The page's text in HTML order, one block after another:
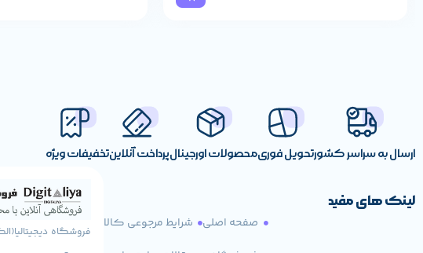
ارسال به سراسر کشورتحویل فوریمحصولات اورجینالپرداخت آنلاینتخفیفات ویژه
لینک های مفید
شرایط مرجوعی کالا
صفحه اصلی